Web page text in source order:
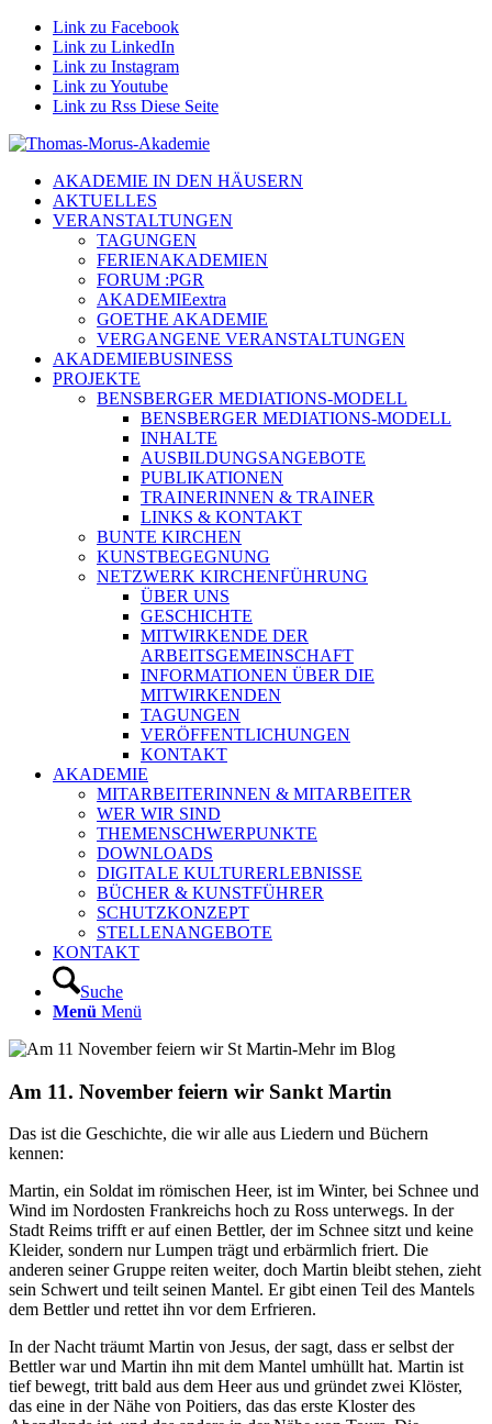
Link zu Facebook
Link zu LinkedIn
Link zu Instagram
Link zu Youtube
Link zu Rss Diese Seite
AKADEMIE IN DEN HÄUSERN
AKTUELLES
VERANSTALTUNGEN
TAGUNGEN
FERIENAKADEMIEN
FORUM :PGR
AKADEMIEextra
GOETHE AKADEMIE
VERGANGENE VERANSTALTUNGEN
AKADEMIEBUSINESS
PROJEKTE
BENSBERGER MEDIATIONS-MODELL
BENSBERGER MEDIATIONS-MODELL
INHALTE
AUSBILDUNGSANGEBOTE
PUBLIKATIONEN
TRAINERINNEN & TRAINER
LINKS & KONTAKT
BUNTE KIRCHEN
KUNSTBEGEGNUNG
NETZWERK KIRCHENFÜHRUNG
ÜBER UNS
GESCHICHTE
MITWIRKENDE DER
ARBEITSGEMEINSCHAFT
INFORMATIONEN ÜBER DIE
MITWIRKENDEN
TAGUNGEN
VERÖFFENTLICHUNGEN
KONTAKT
AKADEMIE
MITARBEITERINNEN & MITARBEITER
WER WIR SIND
THEMENSCHWERPUNKTE
DOWNLOADS
DIGITALE KULTURERLEBNISSE
BÜCHER & KUNSTFÜHRER
SCHUTZKONZEPT
STELLENANGEBOTE
KONTAKT
Suche
Menü Menü
Am 11. November feiern wir Sankt Martin
Das ist die Geschichte, die wir alle aus Liedern und Büchern
kennen:
Martin, ein Soldat im römischen Heer, ist im Winter, bei Schnee und
Wind im Nordosten Frankreichs hoch zu Ross unterwegs. In der
Stadt Reims trifft er auf einen Bettler, der im Schnee sitzt und keine
Kleider, sondern nur Lumpen trägt und erbärmlich friert. Die
anderen seiner Gruppe reiten weiter, doch Martin bleibt stehen, zieht
sein Schwert und teilt seinen Mantel. Er gibt einen Teil des Mantels
dem Bettler und rettet ihn vor dem Erfrieren.
In der Nacht träumt Martin von Jesus, der sagt, dass er selbst der
Bettler war und Martin ihn mit dem Mantel umhüllt hat. Martin ist
tief bewegt, tritt bald aus dem Heer aus und gründet zwei Klöster,
das eine in der Nähe von Poitiers, das das erste Kloster des